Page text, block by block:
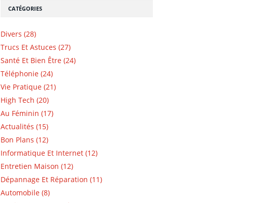
CATÉGORIES
Divers (28)
Trucs Et Astuces (27)
Santé Et Bien Être (24)
Téléphonie (24)
Vie Pratique (21)
High Tech (20)
Au Féminin (17)
Actualités (15)
Bon Plans (12)
Informatique Et Internet (12)
Entretien Maison (12)
Dépannage Et Réparation (11)
Automobile (8)